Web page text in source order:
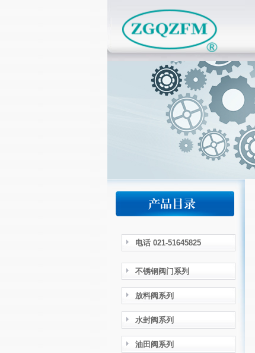
电话 021-51645825
不锈钢阀门系列
放料阀系列
水封阀系列
油田阀系列